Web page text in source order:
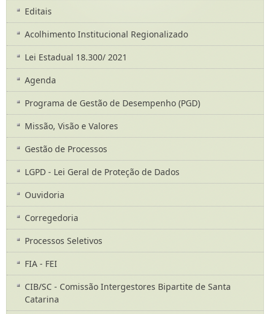
Editais
Acolhimento Institucional Regionalizado
Lei Estadual 18.300/ 2021
Agenda
Programa de Gestão de Desempenho (PGD)
Missão, Visão e Valores
Gestão de Processos
LGPD - Lei Geral de Proteção de Dados
Ouvidoria
Corregedoria
Processos Seletivos
FIA - FEI
CIB/SC - Comissão Intergestores Bipartite de Santa
Catarina